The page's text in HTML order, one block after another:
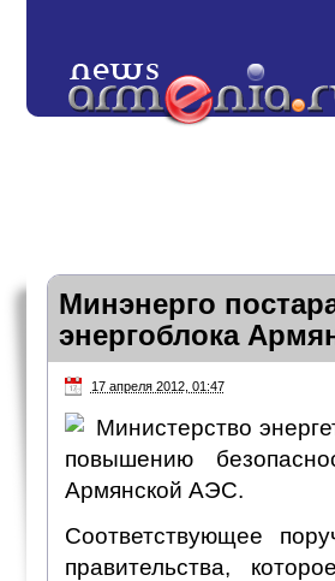
Минэнерго
энергоблока
17 апреля 2012, 01:47
Министерство
повышению
Армянской АЭС.
Соответствующее
правительства,